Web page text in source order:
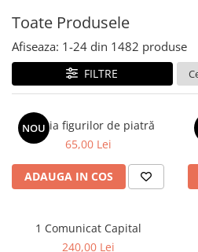
Cultură generală
Cărți pentru copii
Drept/Legislație
Filosofie
Hobby
electronice
Toate Produsele
Afiseaza: 1-24 din 1482 produse
FILTRE
NOU
Galeria figurilor de piatră
65,00 Lei
ADAUGA IN COS
1 Comunicat Capital
240,00 Lei